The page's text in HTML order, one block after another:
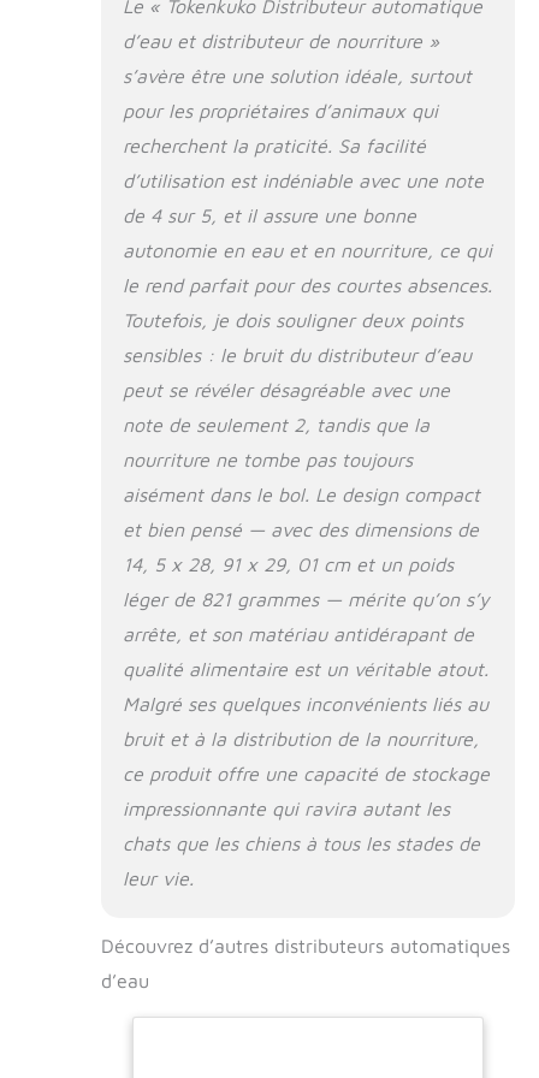
capacité : la
capacité de la
mangeoire à eau est
de 3,5 l (y compris
la base), ce qui peut
petits animaux de
compagnie pendant
grands animaux de
compagnie pendant
2 à 4 jours. Vous
pouvez sortir en
toute tranquillité
sans vous soucier
que votre animal ait
faim ou soif
Matériaux sûrs : la
mangeoire est
matériau de qualité
alimentaire PET +
PP, sans BPA et
n'est pas nocif pour
les animaux
domestiques. Vous
toute confiance
sans vous soucier
de son impact sur la
animal de
compagnie Facile à
très faciles à
séparer le seau et la
Le « Tokenkuko Distributeur automatique
d’eau et distributeur de nourriture »
s’avère être une solution idéale, surtout
pour les propriétaires d’animaux qui
recherchent la praticité. Sa facilité
d’utilisation est indéniable avec une note
de 4 sur 5, et il assure une bonne
autonomie en eau et en nourriture, ce qui
le rend parfait pour des courtes absences.
Toutefois, je dois souligner deux points
sensibles : le bruit du distributeur d’eau
peut se révéler désagréable avec une
note de seulement 2, tandis que la
nourriture ne tombe pas toujours
aisément dans le bol. Le design compact
et bien pensé — avec des dimensions de
14, 5 x 28, 91 x 29, 01 cm et un poids
léger de 821 grammes — mérite qu’on s’y
arrête, et son matériau antidérapant de
qualité alimentaire est un véritable atout.
Malgré ses quelques inconvénients liés au
bruit et à la distribution de la nourriture,
ce produit offre une capacité de stockage
impressionnante qui ravira autant les
chats que les chiens à tous les stades de
leur vie.
Découvrez d’autres distributeurs automatiques
d’eau